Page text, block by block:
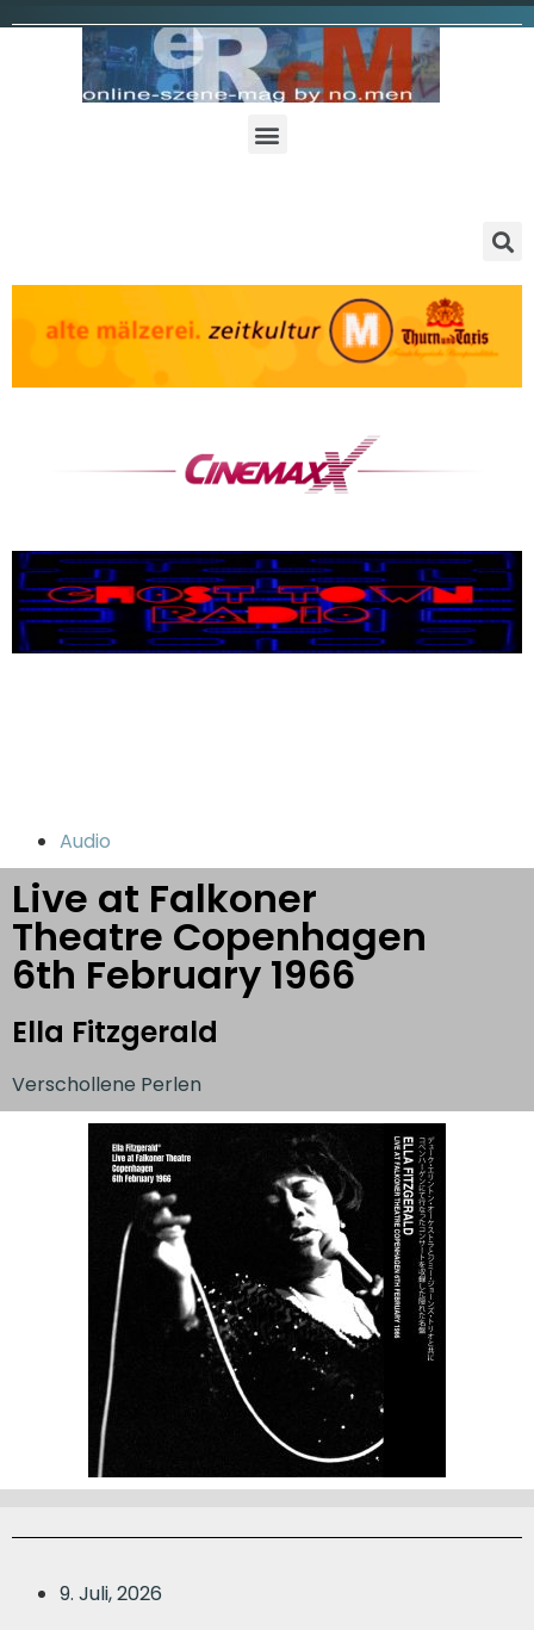
Audio
Live at Falkoner
Theatre Copenhagen
6th February 1966
Ella Fitzgerald
Verschollene Perlen
9. Juli, 2026